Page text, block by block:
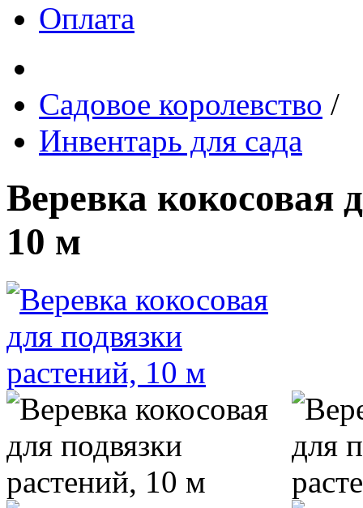
Оплата
Садовое королевство /
Инвентарь для сада
Веревка кокосовая
10 м